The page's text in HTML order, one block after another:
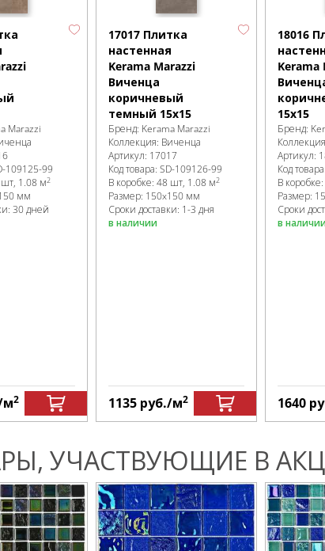
Marazzi
109125-99
1.08 м2
мм
30 дней
2
17017 Плитка
настенная
Kerama Marazzi
Виченца
коричневый
темный 15х15
Бренд: Kerama Marazzi
Коллекция: Виченца
Артикул: 17017
Код товара: SD-109126-99
В коробке: 48 шт, 1.08 м2
Размер: 150x150 мм
Сроки доставки: 1-3 дня
в наличии
1135 руб./м2
18016
Kerama
15х15
Бренд:
Артикул:
Код товара:
В коробке:
Размер:
Сроки
в наличии
1640
УЧАСТВУЮЩИЕ В